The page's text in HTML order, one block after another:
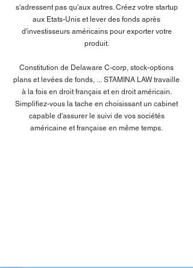
s'adressent pas qu'aux autres. Créez votre startup
aux Etats-Unis et lever des fonds après
d'investisseurs américains pour exporter votre
produit.
Constitution de Delaware C-corp, stock-options
plans et levées de fonds, ... STAMINA LAW travaille
à la fois en droit français et en droit américain.
Simplifiez-vous la tache en choisissant un cabinet
capable d'assurer le suivi de vos sociétés
américaine et française en même temps.